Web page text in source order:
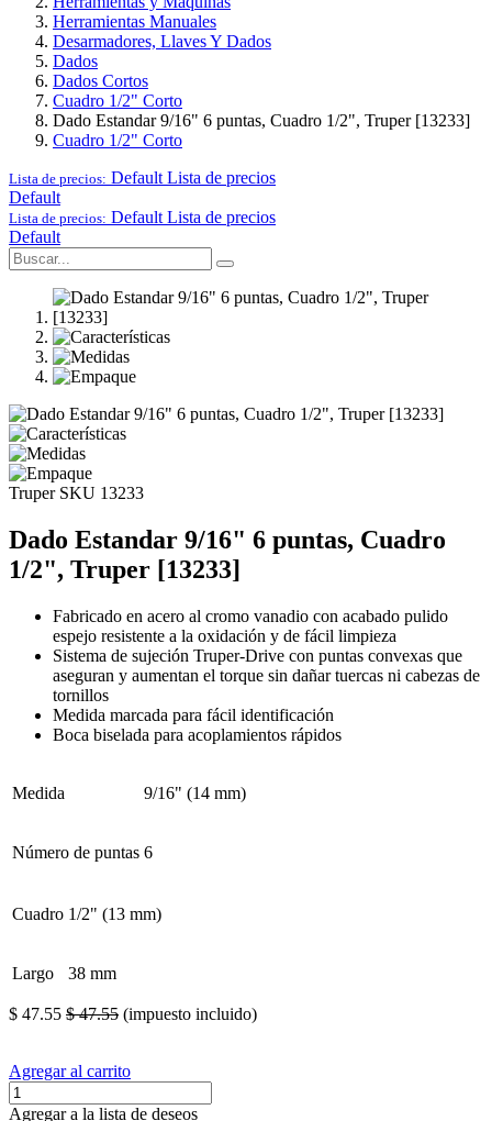
Herramientas Manuales
Desarmadores, Llaves Y Dados
Dados
Dados Cortos
Cuadro 1/2" Corto
Dado Estandar 9/16" 6 puntas, Cuadro 1/2", Truper [13233]
Cuadro 1/2" Corto
Lista de precios: Default Lista de precios
Default
Lista de precios: Default Lista de precios
Default
Truper SKU 13233
Dado Estandar 9/16" 6 puntas, Cuadro
1/2", Truper [13233]
Fabricado en acero al cromo vanadio con acabado pulido
espejo resistente a la oxidación y de fácil limpieza
Sistema de sujeción Truper-Drive con puntas convexas que
aseguran y aumentan el torque sin dañar tuercas ni cabezas de
tornillos
Medida marcada para fácil identificación
Boca biselada para acoplamientos rápidos
Medida 9/16" (14 mm)
Número de puntas 6
Cuadro 1/2" (13 mm)
Largo 38 mm
$ 47.55 $47.55 (impuesto incluido)
Agregar al carrito
Agregar a la lista de deseos